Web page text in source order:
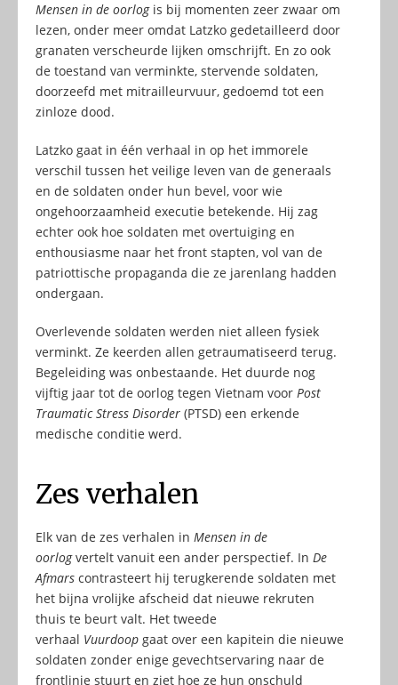
Mensen in de oorlogis bij momenten zeer zwaar om
lezen, onder meer omdat Latzko gedetailleerd door
granaten verscheurde lijken omschrijft. En zo ook
de toestand van verminkte, stervende soldaten,
doorzeefd met mitrailleurvuur, gedoemd tot een
zinloze dood.
Latzko gaat in één verhaal in op het immorele
verschil tussen het veilige leven van de generaals
en de soldaten onder hun bevel, voor wie
ongehoorzaamheid executie betekende. Hij zag
echter ook hoe soldaten met overtuiging en
enthousiasme naar het front stapten, vol van de
patriottische propaganda die ze jarenlang hadden
ondergaan.
Overlevende soldaten werden niet alleen fysiek
verminkt. Ze keerden allen getraumatiseerd terug.
Begeleiding was onbestaande. Het duurde nog
vijftig jaar tot de oorlog tegen Vietnam voor Post
Traumatic Stress Disorder (PTSD) een erkende
medische conditie werd.
Zes verhalen
Elk van de zes verhalen in Mensen in de
oorlogvertelt vanuit een ander perspectief. In De
Afmars contrasteert hij terugkerende soldaten met
het bijna vrolijke afscheid dat nieuwe rekruten
thuis te beurt valt. Het tweede
verhaal Vuurdoop gaat over een kapitein die nieuwe
soldaten zonder enige gevechtservaring naar de
frontlinie stuurt en ziet hoe ze hun onschuld